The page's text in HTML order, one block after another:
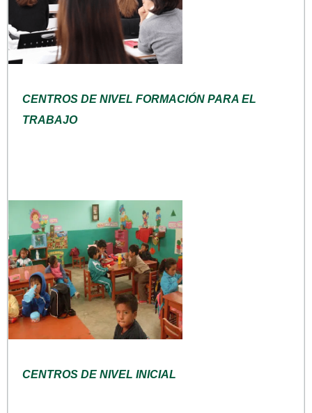
CENTROS DE NIVEL FORMACIÓN PARA EL
TRABAJO
CENTROS DE NIVEL INICIAL